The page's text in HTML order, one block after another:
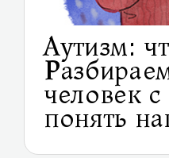
Аутизм:
человек
понять